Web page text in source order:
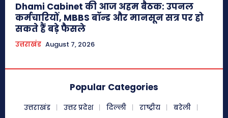
Dhami Cabinet की आज अहम बैठक: उपनल
कर्मचारियों, MBBS बॉन्ड और मानसून सत्र पर हो
सकते हैं बड़े फैसले
उत्तराखंड August 7, 2026
Popular Categories
उत्तराखंड उत्तर प्रदेश दिल्ली राष्ट्रीय
बरेली